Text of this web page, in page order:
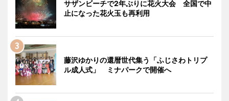
サザンビーチで2年ぶりに花火大会 全国で中
止になった花火玉も再利用
藤沢ゆかりの還暦世代集う「ふじさわトリプ
ル成人式」 ミナパークで開催へ